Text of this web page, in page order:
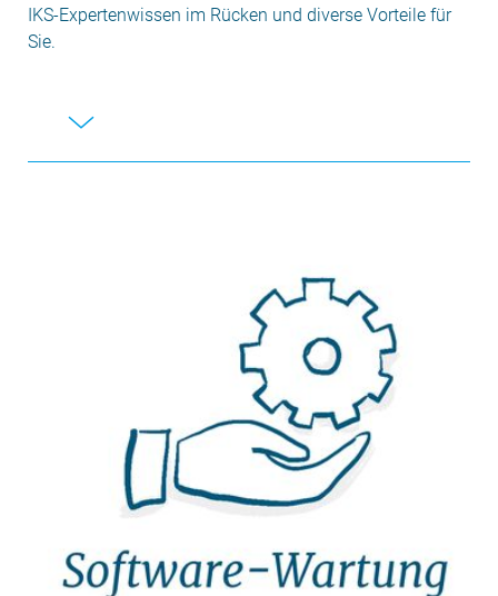
IKS-Expertenwissen im Rücken und diverse Vorteile für
Sie.